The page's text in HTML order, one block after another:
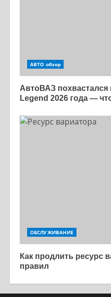
АВТО обзор
АвтоВАЗ похвастался
Legend 2026 года —
ОБСЛУЖИВАНИЕ
Как продлить ресурс
правил